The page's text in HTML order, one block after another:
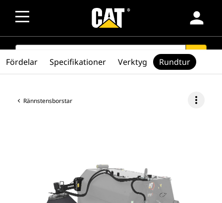
person
SEARCH search
Rännstensborstar more_vert
Fördelar Specifikationer Verktyg Rundtur